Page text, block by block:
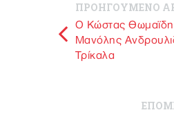
ΠΡΟΗΓΟΥΜΕΝΟ
O Kώστας
Μανόλης
Τρίκαλα